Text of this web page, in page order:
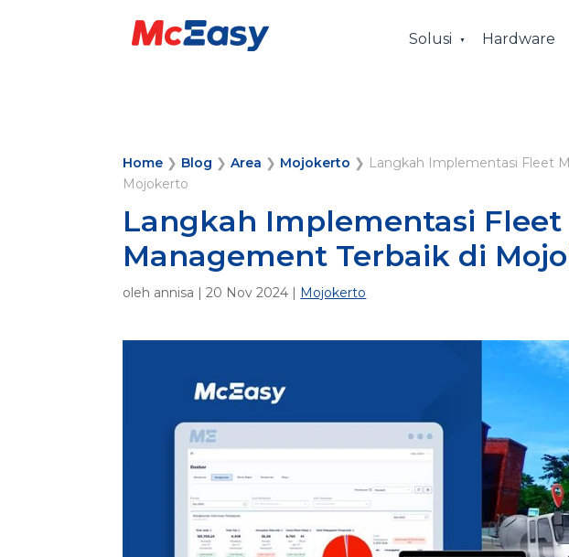
Solusi Hardware
Home ❯ Blog ❯Area ❯ Mojokerto ❯ Langkah Implementasi Fleet
Mojokerto
Langkah Implementasi Fleet
Management Terbaik di
oleh annisa |20 Nov 2024 | Mojokerto